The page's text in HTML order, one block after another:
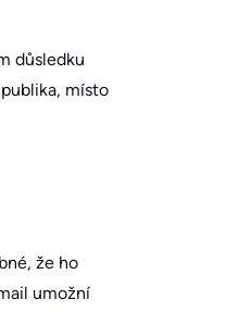
důsledku
místo
že ho
umožní